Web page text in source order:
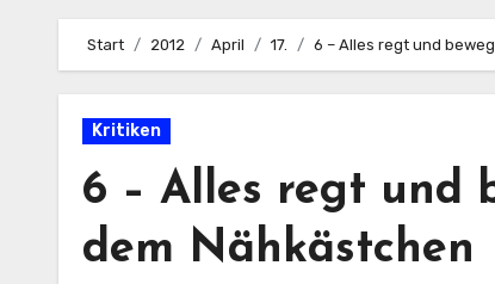
Start 2012 April 17. 6 – Alles regt und
Kritiken
6 – Alles regt und
dem Nähkästchen